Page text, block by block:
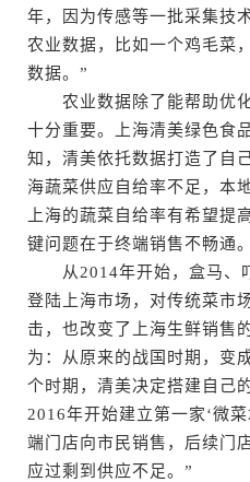
年，因为传感等一批采集技
农业数据，比如一个鸡毛菜
数据。”
农业数据除了能帮助优化
十分重要。上海清美绿色食
知，清美依托数据打造了自
海蔬菜供应自给率不足，本
上海的蔬菜自给率有希望提
键问题在于终端销售不畅通
从2014年开始，盒马、
登陆上海市场，对传统菜市
击，也改变了上海生鲜销售
为：从原来的战国时期，变
个时期，清美决定搭建自己
2016年开始建立第一家‘微
端门店向市民销售，后续门
应过剩到供应不足。”